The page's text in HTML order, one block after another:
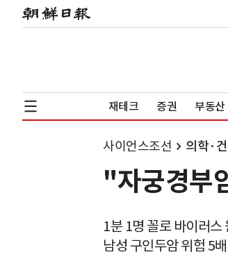
재테크 증권 부동산
사이언스조선 의학·
"자궁경부
1분 1명 꼴로 바이러스
남성 구인두암 위험 5